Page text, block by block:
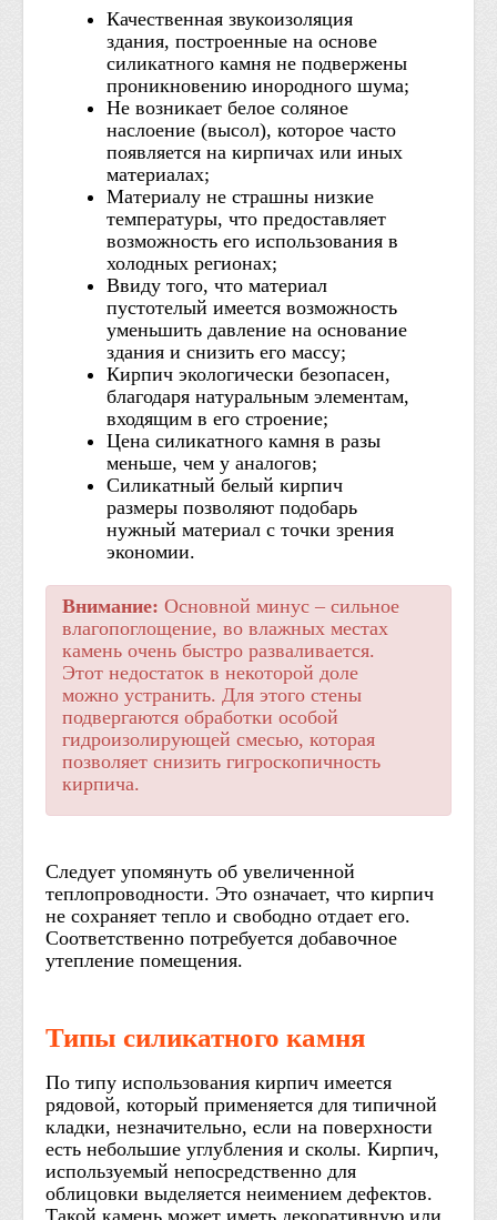
Качественная звукоизоляция
здания, построенные на основе
силикатного камня не подвержены
проникновению инородного шума;
Не возникает белое соляное
наслоение (высол), которое часто
появляется на кирпичах или иных
материалах;
Материалу не страшны низкие
температуры, что предоставляет
возможность его использования в
холодных регионах;
Ввиду того, что материал
пустотелый имеется возможность
уменьшить давление на основание
здания и снизить его массу;
Кирпич экологически безопасен,
благодаря натуральным элементам,
входящим в его строение;
Цена силикатного камня в разы
меньше, чем у аналогов;
Силикатный белый кирпич
размеры позволяют подобарь
нужный материал с точки зрения
экономии.
Внимание: Основной минус – сильное
влагопоглощение, во влажных местах
камень очень быстро разваливается.
Этот недостаток в некоторой доле
можно устранить. Для этого стены
подвергаются обработки особой
гидроизолирующей смесью, которая
позволяет снизить гигроскопичность
кирпича.
Следует упомянуть об увеличенной
теплопроводности. Это означает, что кирпич
не сохраняет тепло и свободно отдает его.
Соответственно потребуется добавочное
утепление помещения.
Типы силикатного камня
По типу использования кирпич имеется
рядовой, который применяется для типичной
кладки, незначительно, если на поверхности
есть небольшие углубления и сколы. Кирпич,
используемый непосредственно для
облицовки выделяется неимением дефектов.